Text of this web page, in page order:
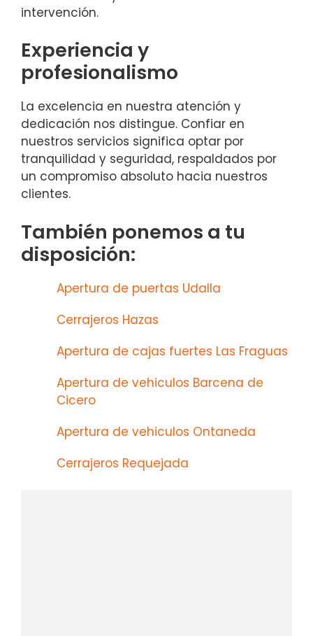
intervención.
Experiencia y
profesionalismo
La excelencia en nuestra atención y
dedicación nos distingue. Confiar en
nuestros servicios significa optar por
tranquilidad y seguridad, respaldados por
un compromiso absoluto hacia nuestros
clientes.
También ponemos a tu
disposición:
Apertura de puertas Udalla
Cerrajeros Hazas
Apertura de cajas fuertes Las Fraguas
Apertura de vehiculos Barcena de
Cicero
Apertura de vehiculos Ontaneda
Cerrajeros Requejada